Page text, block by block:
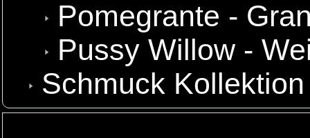
Pomegrante -
Pussy Willow -
Schmuck